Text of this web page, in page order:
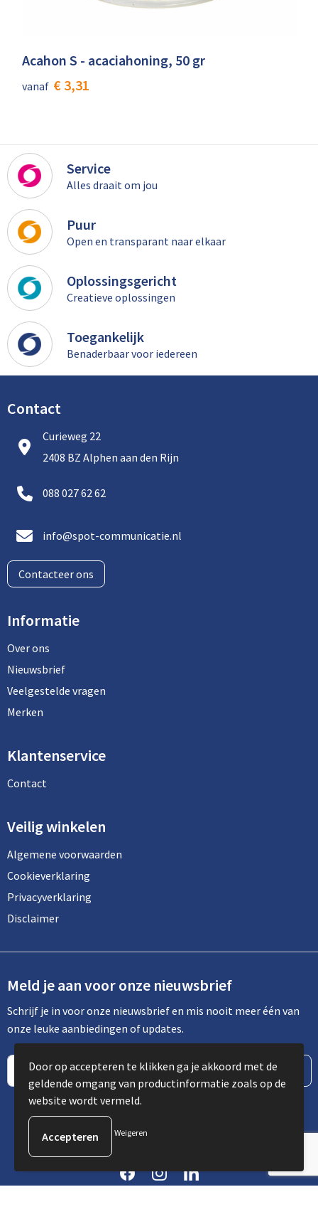
Acahon S - acaciahoning, 50 gr
vanaf € 3,31
Service
Alles draait om jou
Puur
Open en transparant naar elkaar
Oplossingsgericht
Creatieve oplossingen
Toegankelijk
Benaderbaar voor iedereen
Contact
Curieweg 22
2408 BZ Alphen aan den Rijn
088 027 62 62
info@spot-communicatie.nl
Contacteer ons
Informatie
Over ons
Nieuwsbrief
Veelgestelde vragen
Merken
Klantenservice
Contact
Veilig winkelen
Algemene voorwaarden
Cookieverklaring
Privacyverklaring
Disclaimer
Meld je aan voor onze nieuwsbrief
Schrijf je in voor onze nieuwsbrief en mis nooit meer één van
onze leuke aanbiedingen of updates.
© Copyright Spot Communicatie 2023
Door op accepteren te klikken ga je akkoord met de
geldende omgang van productinformatie zoals op de
website wordt vermeld.
Weigeren